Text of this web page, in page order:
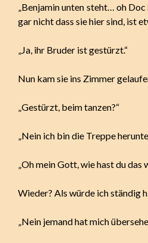
„Benjamin unten steht… oh
gar nicht dass sie hier sind, ist
„Ja, ihr Bruder ist gestürzt.“
Nun kam sie ins Zimmer
„Gestürzt, beim tanzen?“
„Nein ich bin die Treppe
„Oh mein Gott, wie hast du
Wieder? Als würde ich ständig
„Nein jemand hat mich